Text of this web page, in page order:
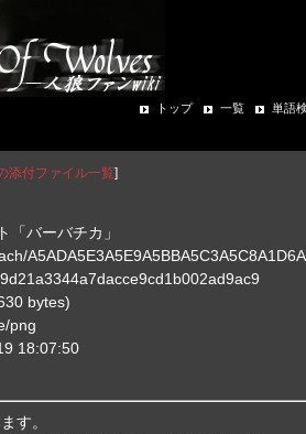
トップ 一覧 単語
添付ファイル一覧]
「バーバチカ」
bytes)
png
18:07:50
す。